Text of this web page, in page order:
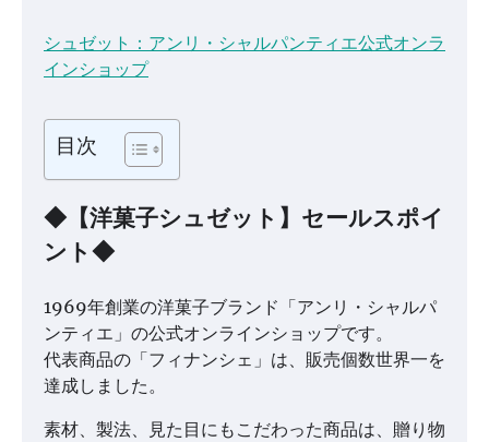
シュゼット：アンリ・シャルパンティエ公式オンラ
インショップ
目次
◆【洋菓子シュゼット】セールスポイ
ント◆
1969年創業の洋菓子ブランド「アンリ・シャルパ
ンティエ」の公式オンラインショップです。
代表商品の「フィナンシェ」は、販売個数世界一を
達成しました。
素材、製法、見た目にもこだわった商品は、贈り物